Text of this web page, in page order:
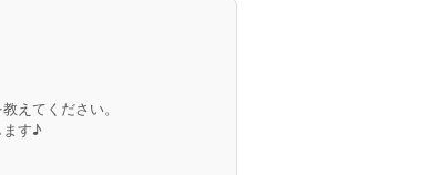
えてください。
ます♪